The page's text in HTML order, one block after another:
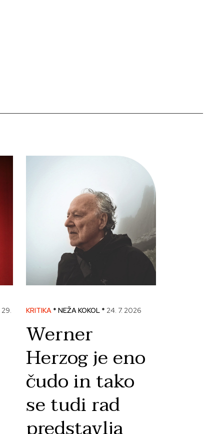
29.
KRITIKA * NEŽA KOKOL * 24. 7. 2026
Werner
Herzog je eno
čudo in tako
se tudi rad